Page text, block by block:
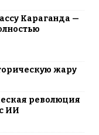
Караганда —
жару
революция
ИИ